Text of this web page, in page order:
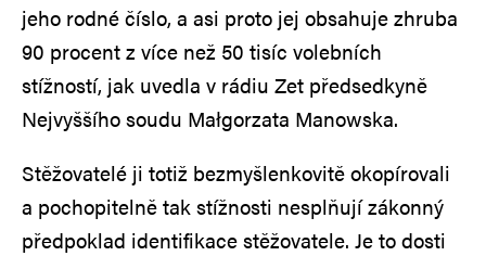
jeho rodné číslo, a asi proto jej obsahuje zhruba
90 procent z více než 50 tisíc volebních
stížností, jak uvedla v rádiu Zet předsedkyně
Nejvyššího soudu Małgorzata Manowska.
Stěžovatelé ji totiž bezmyšlenkovitě okopírovali
a pochopitelně tak stížnosti nesplňují zákonný
předpoklad identifikace stěžovatele. Je to dosti